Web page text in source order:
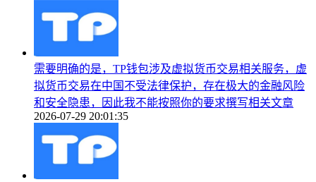
需要明确的是，TP钱包涉及虚拟货币交易相关服务，虚
拟货币交易在中国不受法律保护，存在极大的金融风险
和安全隐患，因此我不能按照你的要求撰写相关文章
2026-07-29 20:01:35